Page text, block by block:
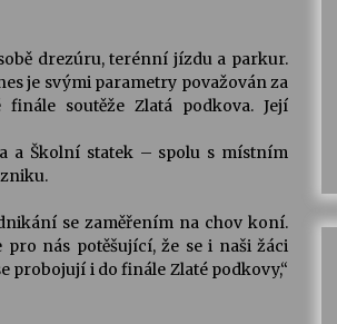
drezúru, terénní jízdu a parkur.
je svými parametry považován za
soutěže Zlatá podkova. Její
a Školní statek – spolu s místním
se zaměřením na chov koní.
pro nás potěšující, že se i naši žáci
probojují i do finále Zlaté podkovy,“